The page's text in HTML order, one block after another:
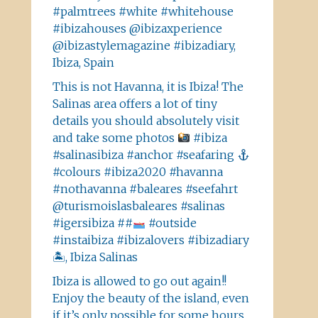
#palmtrees #white #whitehouse
#ibizahouses @ibizaxperience
@ibizastylemagazine #ibizadiary,
Ibiza, Spain
This is not Havanna, it is Ibiza! The
Salinas area offers a lot of tiny
details you should absolutely visit
and take some photos
#ibiza
#salinasibiza #anchor #seafaring
#colours #ibiza2020 #havanna
#nothavanna #baleares #seefahrt
@turismoislasbaleares #salinas
#igersibiza ##
#outside
#instaibiza #ibizalovers #ibizadiary
🏝, Ibiza Salinas
Ibiza is allowed to go out again!!
Enjoy the beauty of the island, even
if it’s only possible for some hours